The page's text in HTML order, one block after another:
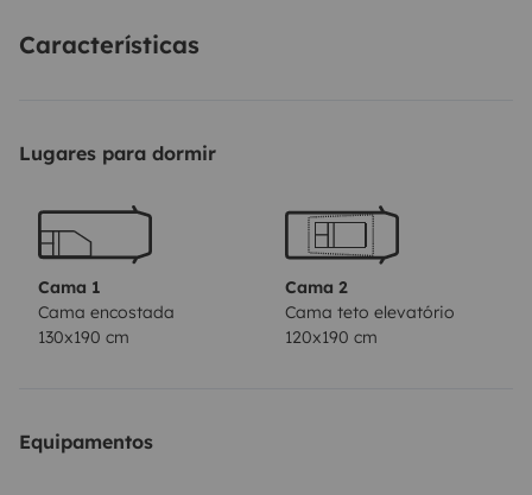
considérablement sa capacité en autonomie. Vous
Características
Lugares para dormir
Cama 1
Cama encostada
130x190 cm
Cama 2
Cama teto elevatório
120x190 cm
Equipamentos